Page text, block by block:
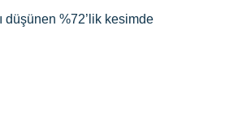
düşünen %72’lik kesimde